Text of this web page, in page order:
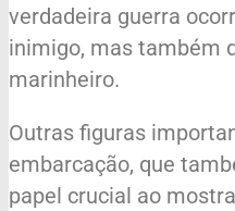
verdadeira guerra
inimigo, mas também
marinheiro.
Outras figuras
embarcação, que
papel crucial ao